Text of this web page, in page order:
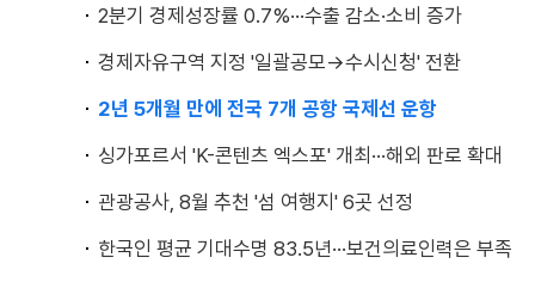
2분기 경제성장률 0.7%···수출 감소·소비 증가
경제자유구역 지정 '일괄공모→수시신청' 전환
2년 5개월 만에 전국 7개 공항 국제선 운항
싱가포르서 'K-콘텐츠 엑스포' 개최···해외 판로 확대
관광공사, 8월 추천 '섬 여행지' 6곳 선정
한국인 평균 기대수명 83.5년···보건의료인력은 부족